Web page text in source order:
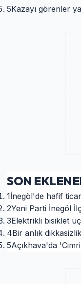
5Kazayı görenler
SON
1İnegöl'de hafif
2Yeni Parti İnegöl
3Elektrikli bisiklet
4Bir anlık
5Açıkhava'da